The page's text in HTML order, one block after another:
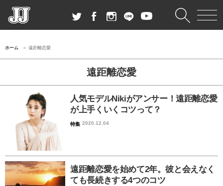
ホーム 遠距離恋愛
遠距離恋愛
人気モデルNikiがアンサー！遠距離恋愛
が上手くいくコツって？
特集 2020.12.04
遠距離恋愛を始めて2年。彼と会えなく
ても長続きする4つのコツ